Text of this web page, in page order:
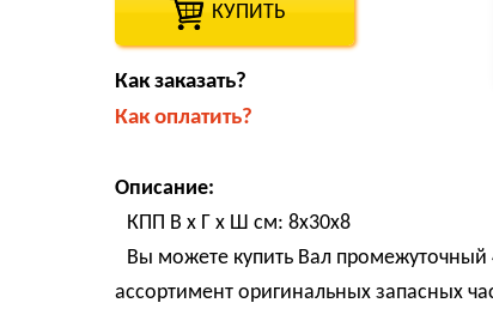
КУПИТЬ
Как заказать?
Как оплатить?
Описание:
КПП В х Г х Ш см: 8х30х8
Вы можете купить Вал промежуточный
ассортимент оригинальных запасных